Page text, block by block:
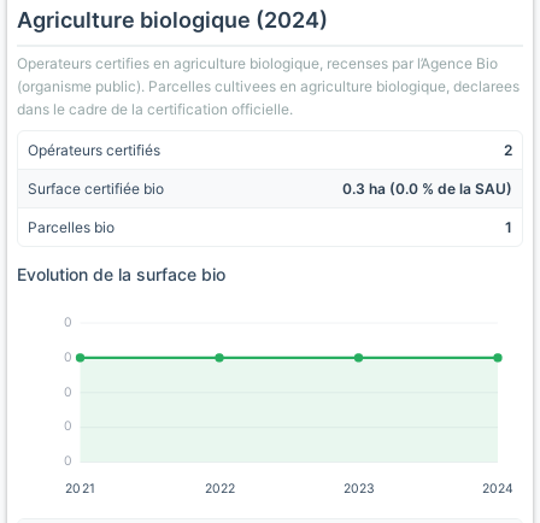
Agriculture biologique (2024)
Operateurs certifies en agriculture biologique, recenses par l’Agence Bio
(organisme public). Parcelles cultivees en agriculture biologique, declarees
dans le cadre de la certification officielle.
Opérateurs certifiés 2
Surface certifiée bio 0.3 ha (0.0 % de la SAU)
Parcelles bio 1
Evolution de la surface bio
0
0
0
0
0
2021 2022 2023 2024